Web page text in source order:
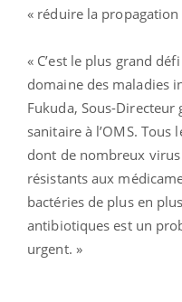
« réduire la propagation
« C’est le plus grand
domaine des maladies
Fukuda, Sous-
sanitaire à l’OMS.
dont de nombreux
résistants aux
bactéries de plus en
antibiotiques est un
urgent. »